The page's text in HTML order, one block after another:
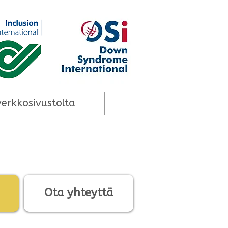
Ota yhteyttä